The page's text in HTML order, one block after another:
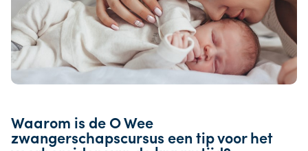
Waarom is de O Wee
zwangerschapscursus een tip voor het